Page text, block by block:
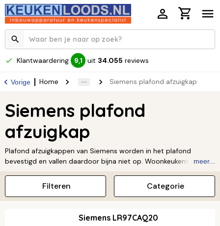
Klantwaardering 9,1 uit 34.055 reviews
Vorige Home Siemens plafond afzuigkap
Siemens plafond
afzuigkap
Plafond afzuigkappen van Siemens worden in het plafond
bevestigd en vallen daardoor bijna niet op. Woonkeukens met
afzuigkap van Siemens maak je jouw kookeiland helemaal af.
Deze houdt je keuken fris en schoon en voegt met zijn strakke
ontwerp een stijlvol accent toe. Lees meer overSiemens
meer...
Categorie
Filteren
Siemens LR97CAQ20